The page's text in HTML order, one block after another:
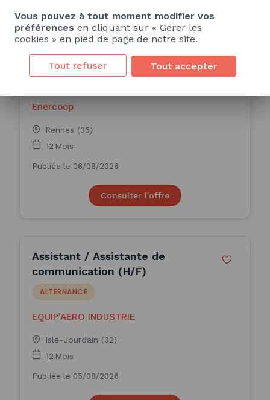
Assistant / Assistant
Communication en alternance
(H/F)
Enercoop
Rennes (35)
12 Mois
Publiée le 06/08/2026
Consulter l'offre
Assistant / Assistante de
communication (H/F)
ALTERNANCE
EQUIP'AERO INDUSTRIE
Isle-Jourdain (32)
12 Mois
Publiée le 05/08/2026
Vous pouvez à tout moment modifier vos
préférences en cliquant sur « Gérer les
cookies » en pied de page de notre site.
Tout refuser Tout accepter